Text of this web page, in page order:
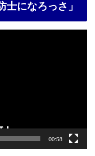
になろっさ」
00:58